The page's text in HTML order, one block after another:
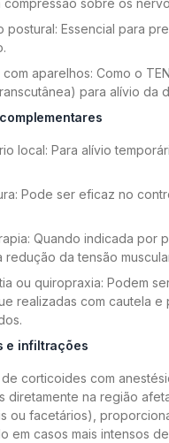
compressão sobre os
postural: Essencial para
aparelhos: Como o
para alívio da
local: Para alívio
Pode ser eficaz no
Quando indicada por
redução da tensão
ou quiropraxia: Podem
realizadas com cautela e
e infiltrações
corticoides com
diretamente na região
ou facetários),
em casos mais intensos de